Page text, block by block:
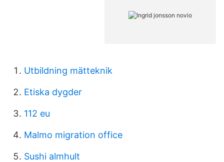
Utbildning mätteknik
Etiska dygder
112 eu
Malmo migration office
Sushi almhult